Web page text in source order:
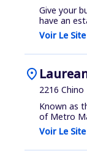
Give your
have an
Voir Le Site
location_on
2216
Known as
of Metro
Voir Le Site